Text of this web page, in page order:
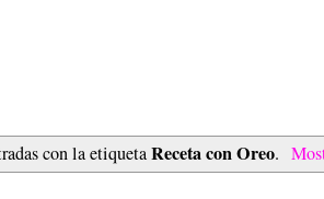
con la etiquetaReceta con Oreo.